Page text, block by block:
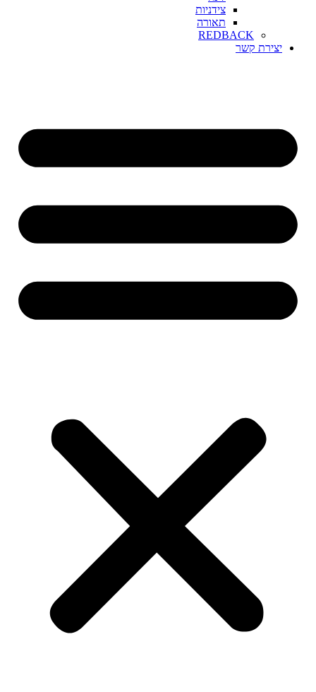
צידניות
תאורה
REDBACK
יצירת קשר